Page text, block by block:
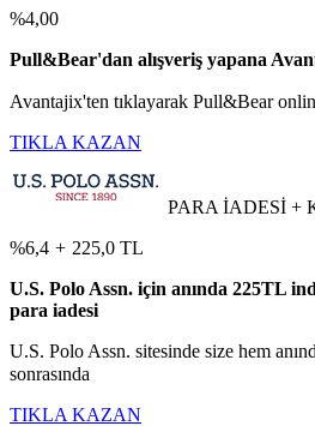
%4,00
Pull&Bear'dan alışveriş yapana
Avantajix'ten tıklayarak Pull&Bear
TIKLA KAZAN
PARA İADESİ +
%6,4 + 225,0 TL
U.S. Polo Assn. için anında 225TL
para iadesi
U.S. Polo Assn. sitesinde size hem
sonrasında
TIKLA KAZAN